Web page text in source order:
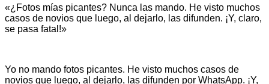
«¿Fotos mías picantes? Nunca las mando. He visto muchos
casos de novios que luego, al dejarlo, las difunden. ¡Y, claro,
se pasa fatal!»
Yo no mando fotos picantes. He visto muchos casos de
novios que luego, al dejarlo, las difunden por WhatsApp. ¡Y,